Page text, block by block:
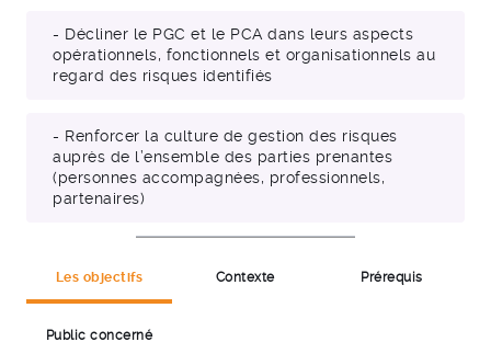
- Décliner le PGC et le PCA dans leurs aspects
opérationnels, fonctionnels et organisationnels au
regard des risques identifiés
- Renforcer la culture de gestion des risques
auprès de l’ensemble des parties prenantes
(personnes accompagnées, professionnels,
partenaires)
Les objectifs Contexte Prérequis
Public concerné